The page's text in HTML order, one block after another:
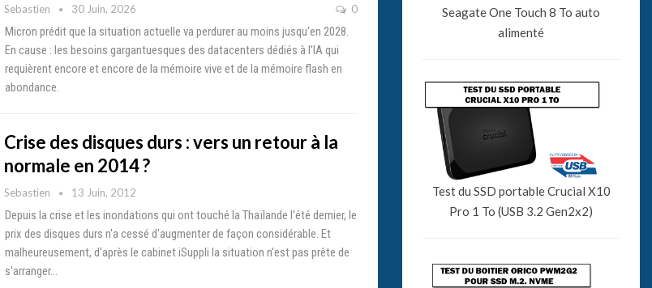
Sebastien 30 Juin, 2026 0
Micron prédit que la situation actuelle va perdurer au moins jusqu'en 2028.
En cause : les besoins gargantuesques des datacenters dédiés à l'IA qui
requièrent encore et encore de la mémoire vive et de la mémoire flash en
abondance.
Crise des disques durs : vers un retour à la
normale en 2014 ?
Sebastien 13 Juin, 2012
Depuis la crise et les inondations qui ont touché la Thaïlande l'été dernier, le
prix des disques durs n'a cessé d'augmenter de façon considérable. Et
malheureusement, d'après le cabinet iSuppli la situation n'est pas prête de
s'arranger…
Seagate One Touch 8 To auto
alimenté
Test du SSD portable Crucial X10
Pro 1 To (USB 3.2 Gen2x2)